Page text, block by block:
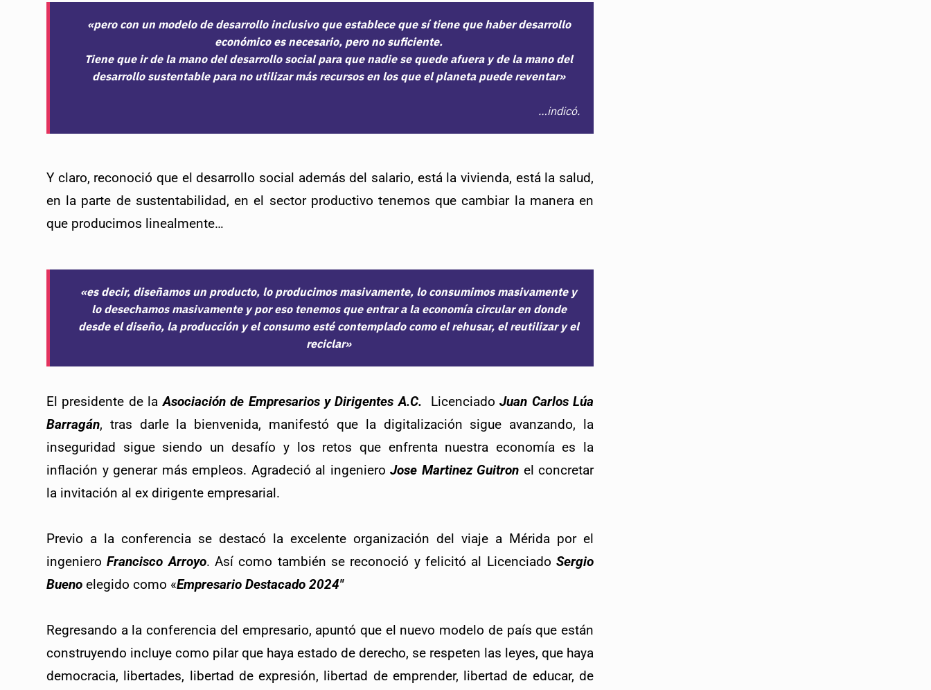
«pero con un modelo de desarrollo inclusivo que establece que sí tiene que haber desarrollo
económico es necesario, pero no suficiente.
Tiene que ir de la mano del desarrollo social para que nadie se quede afuera y de la mano del
desarrollo sustentable para no utilizar más recursos en los que el planeta puede reventar»
…indicó.
Y claro, reconoció que el desarrollo social además del salario, está la vivienda, está la salud,
en la parte de sustentabilidad, en el sector productivo tenemos que cambiar la manera en
que producimos linealmente…
«es decir, diseñamos un producto, lo producimos masivamente, lo consumimos masivamente y
lo desechamos masivamente y por eso tenemos que entrar a la economía circular en donde
desde el diseño, la producción y el consumo esté contemplado como el rehusar, el reutilizar y el
reciclar»
El presidente de la Asociación de Empresarios y Dirigentes A.C. Licenciado Juan Carlos Lúa
Barragán, tras darle la bienvenida, manifestó que la digitalización sigue avanzando, la
inseguridad sigue siendo un desafío y los retos que enfrenta nuestra economía es la
inflación y generar más empleos. Agradeció al ingeniero Jose Martinez Guitron el concretar
la invitación al ex dirigente empresarial.
Previo a la conferencia se destacó la excelente organización del viaje a Mérida por el
ingeniero Francisco Arroyo. Así como también se reconoció y felicitó al Licenciado Sergio
Bueno elegido como «Empresario Destacado 2024″
Regresando a la conferencia del empresario, apuntó que el nuevo modelo de país que están
construyendo incluye como pilar que haya estado de derecho, se respeten las leyes, que haya
democracia, libertades, libertad de expresión, libertad de emprender, libertad de educar, de